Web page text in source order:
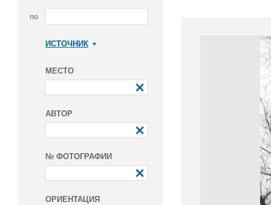
по
ИСТОЧНИК
МЕСТО
АВТОР
№ ФОТОГРАФИИ
ОРИЕНТАЦИЯ